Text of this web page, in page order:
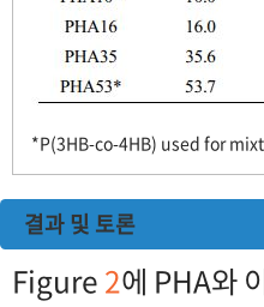
*P(3HB-co-4HB) used for
결과 및 토론
Figure2에 PHA와